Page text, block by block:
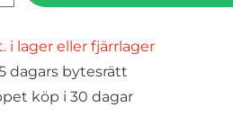
i lager eller fjärrlager
dagars bytesrätt
köp i 30 dagar